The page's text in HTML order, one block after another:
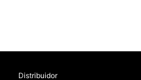
Distribuidor